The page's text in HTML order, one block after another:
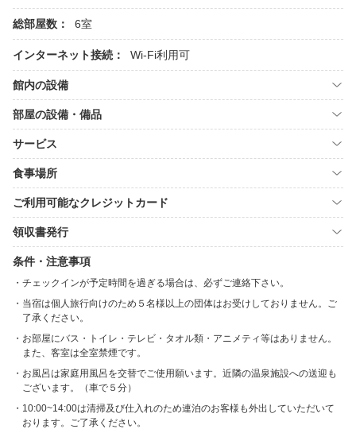
総部屋数： 6室
インターネット接続： Wi-Fi利用可
館内の設備
部屋の設備・備品
サービス
食事場所
ご利用可能なクレジットカード
領収書発行
条件・注意事項
チェックインが予定時間を過ぎる場合は、必ずご連絡下さい。
当宿は個人旅行向けのため５名様以上の団体はお受けしておりません。ご
了承ください。
お部屋にバス・トイレ・テレビ・タオル類・アニメティ等はありません。
また、客室は全室禁煙です。
お風呂は家庭用風呂を交替でご使用願います。近隣の温泉施設への送迎も
ございます。（車で５分）
10:00~14:00は清掃及び仕入れのため連泊のお客様も外出していただいて
おります。ご了承ください。